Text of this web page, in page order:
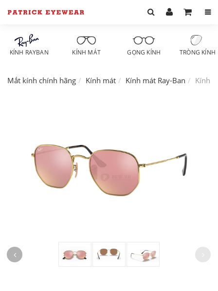
KÍNH RAYBAN KÍNH MÁT GỌNG KÍNH TRÒNG KÍNH
Mắt kính chính hãng Kính mát Kính mát Ray-Ban Kính